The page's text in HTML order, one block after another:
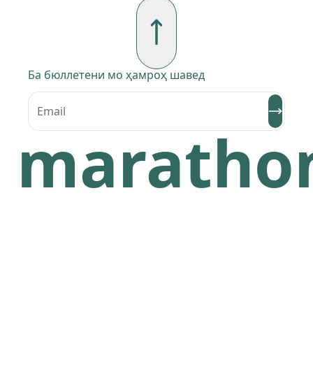
Ба бюллетени мо ҳамроҳ шавед